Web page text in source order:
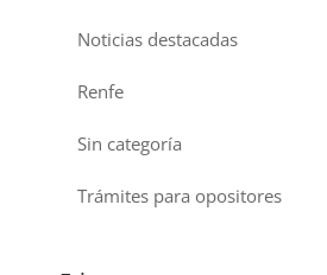
Noticias destacadas
Renfe
Sin categoría
Trámites para opositores